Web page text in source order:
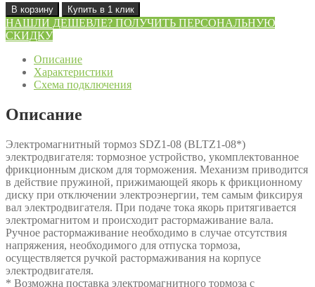
Количество
товара
Электромагнитный
тормоз
SDZ1-
(BLTZ1-
80
электродвигателя)
В корзину Купить в 1 клик
НАШЛИ ДЕШЕВЛЕ? ПОЛУЧИТЬ ПЕРСОНАЛЬНУЮ
СКИДКУ
Описание
Характеристики
Схема подключения
Описание
Электромагнитный тормоз SDZ1-08 (BLTZ1-08*)
электродвигателя: тормозное устройство, укомплектованное
фрикционным диском для торможения. Механизм приводится
в действие пружиной, прижимающей якорь к фрикционному
диску при отключении электроэнергии, тем самым фиксируя
вал электродвигателя. При подаче тока якорь притягивается
электромагнитом и происходит растормаживание вала.
Ручное растормаживание необходимо в случае отсутствия
напряжения, необходимого для отпуска тормоза,
осуществляется ручкой растормаживания на корпусе
электродвигателя.
* Возможна поставка электромагнитного тормоза с